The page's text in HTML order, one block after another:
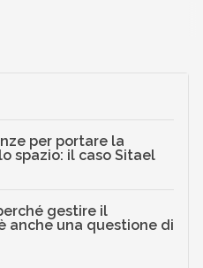
per portare la
spazio: il caso Sitael
gestire il
anche una questione di